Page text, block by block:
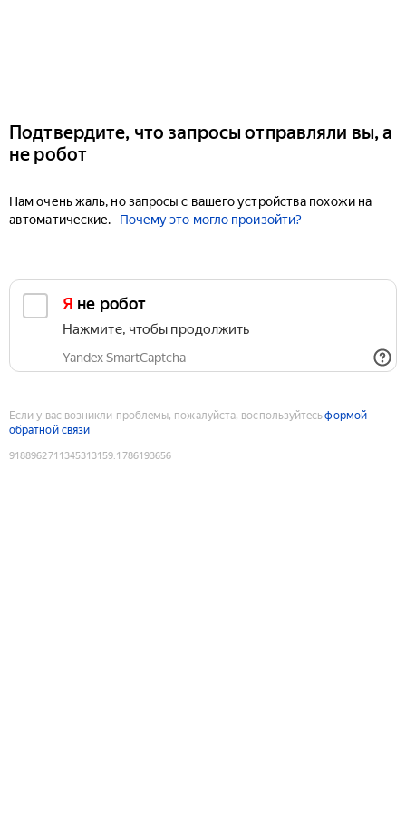
Подтвердите, что запросы отправляли вы, а
не робот
Нам очень жаль, но запросы с вашего устройства похожи на
автоматические.
Почему это могло произойти?
Я не робот
Нажмите, чтобы продолжить
Yandex SmartCaptcha
Если у вас возникли проблемы, пожалуйста, воспользуйтесьформой
обратной связи
9188962711345313159:1786193656